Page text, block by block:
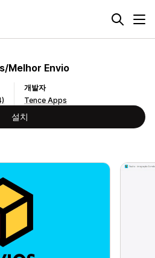
Melhor Envio
개발자
Tence Apps
설치